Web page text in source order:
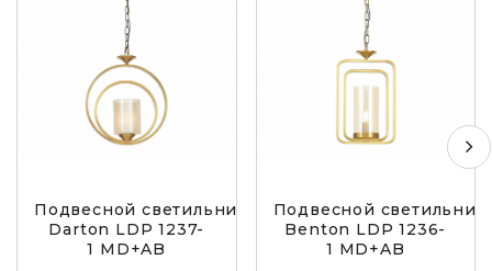
Подвесной светильник Lumina Deco
Darton LDP 1237-
1 MD+AB
Подвесной
Benton LDP 1236-
1 MD+AB